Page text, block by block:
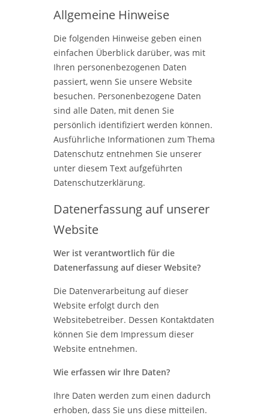
Allgemeine Hinweise
Die folgenden Hinweise geben einen
einfachen Überblick darüber, was mit
Ihren personenbezogenen Daten
passiert, wenn Sie unsere Website
besuchen. Personenbezogene Daten
sind alle Daten, mit denen Sie
persönlich identifiziert werden können.
Ausführliche Informationen zum Thema
Datenschutz entnehmen Sie unserer
unter diesem Text aufgeführten
Datenschutzerklärung.
Datenerfassung auf unserer
Website
Wer ist verantwortlich für die
Datenerfassung auf dieser Website?
Die Datenverarbeitung auf dieser
Website erfolgt durch den
Websitebetreiber. Dessen Kontaktdaten
können Sie dem Impressum dieser
Website entnehmen.
Wie erfassen wir Ihre Daten?
Ihre Daten werden zum einen dadurch
erhoben, dass Sie uns diese mitteilen.